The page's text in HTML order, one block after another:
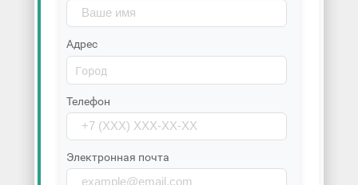
Адрес
Телефон
Электронная почта